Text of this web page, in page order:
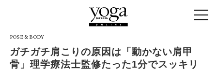
POSE & BODY
ガチガチ肩こりの原因は「動かない肩甲
骨」理学療法士監修たった1分でスッキリ